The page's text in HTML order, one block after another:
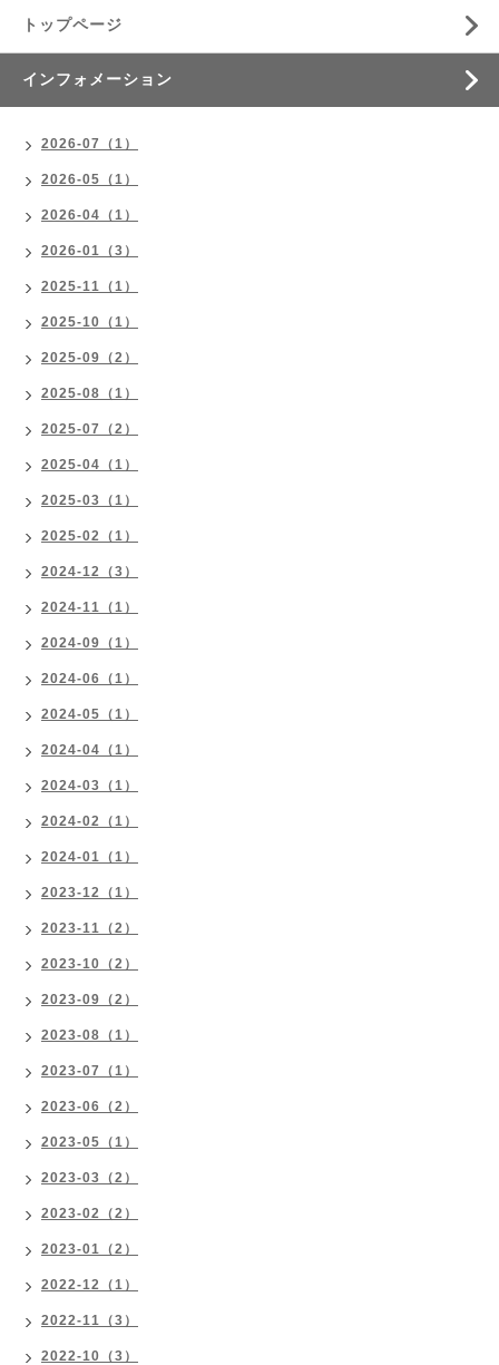
トップページ
インフォメーション
2026-07（1）
2026-05（1）
2026-04（1）
2026-01（3）
2025-11（1）
2025-10（1）
2025-09（2）
2025-08（1）
2025-07（2）
2025-04（1）
2025-03（1）
2025-02（1）
2024-12（3）
2024-11（1）
2024-09（1）
2024-06（1）
2024-05（1）
2024-04（1）
2024-03（1）
2024-02（1）
2024-01（1）
2023-12（1）
2023-11（2）
2023-10（2）
2023-09（2）
2023-08（1）
2023-07（1）
2023-06（2）
2023-05（1）
2023-03（2）
2023-02（2）
2023-01（2）
2022-12（1）
2022-11（3）
2022-10（3）